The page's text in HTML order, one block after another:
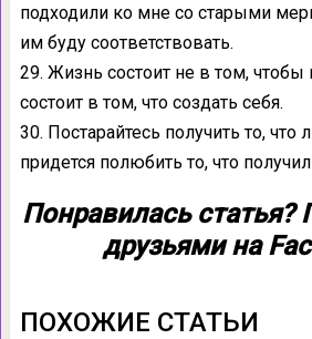
подходили ко мне со старыми
им буду соответствовать.
29. Жизнь состоит не в том, чтобы
состоит в том, что создать себя.
30. Постарайтесь получить то, что
придется полюбить то, что
Понравилась статья?
друзьями на
ПОХОЖИЕ СТАТЬИ